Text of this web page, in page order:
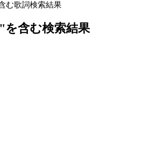
む歌詞検索結果
"を含む検索結果